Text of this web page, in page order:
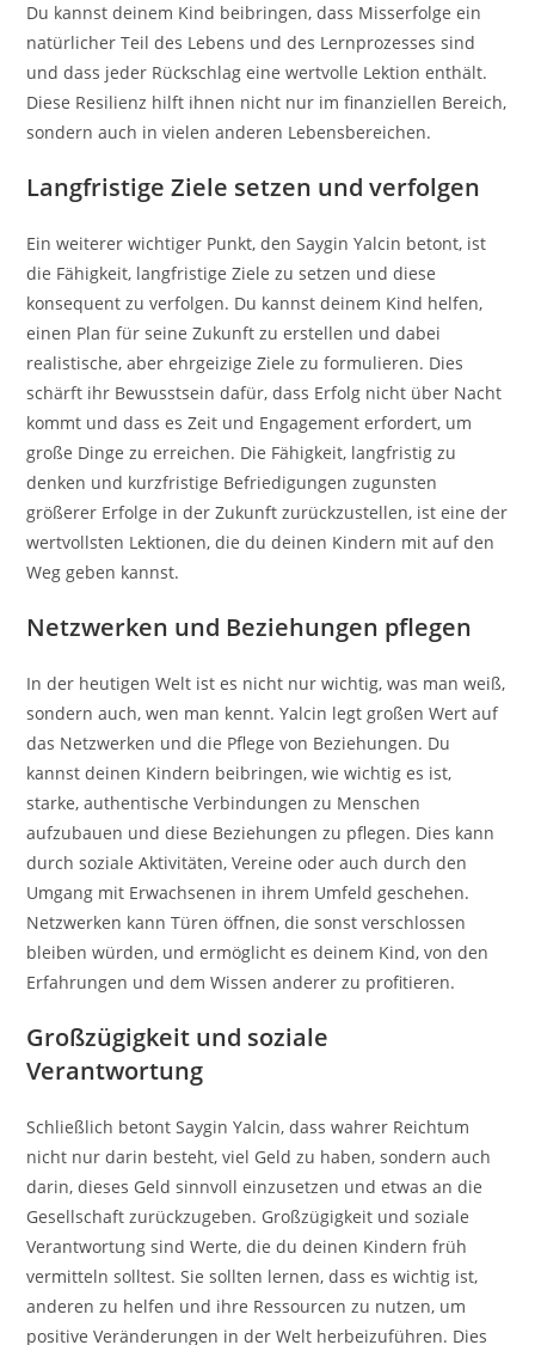
Du kannst deinem Kind beibringen, dass Misserfolge ein
natürlicher Teil des Lebens und des Lernprozesses sind
und dass jeder Rückschlag eine wertvolle Lektion enthält.
Diese Resilienz hilft ihnen nicht nur im finanziellen Bereich,
sondern auch in vielen anderen Lebensbereichen.
Langfristige Ziele setzen und verfolgen
Ein weiterer wichtiger Punkt, den Saygin Yalcin betont, ist
die Fähigkeit, langfristige Ziele zu setzen und diese
konsequent zu verfolgen. Du kannst deinem Kind helfen,
einen Plan für seine Zukunft zu erstellen und dabei
realistische, aber ehrgeizige Ziele zu formulieren. Dies
schärft ihr Bewusstsein dafür, dass Erfolg nicht über Nacht
kommt und dass es Zeit und Engagement erfordert, um
große Dinge zu erreichen. Die Fähigkeit, langfristig zu
denken und kurzfristige Befriedigungen zugunsten
größerer Erfolge in der Zukunft zurückzustellen, ist eine der
wertvollsten Lektionen, die du deinen Kindern mit auf den
Weg geben kannst.
Netzwerken und Beziehungen pflegen
In der heutigen Welt ist es nicht nur wichtig, was man weiß,
sondern auch, wen man kennt. Yalcin legt großen Wert auf
das Netzwerken und die Pflege von Beziehungen. Du
kannst deinen Kindern beibringen, wie wichtig es ist,
starke, authentische Verbindungen zu Menschen
aufzubauen und diese Beziehungen zu pflegen. Dies kann
durch soziale Aktivitäten, Vereine oder auch durch den
Umgang mit Erwachsenen in ihrem Umfeld geschehen.
Netzwerken kann Türen öffnen, die sonst verschlossen
bleiben würden, und ermöglicht es deinem Kind, von den
Erfahrungen und dem Wissen anderer zu profitieren.
Großzügigkeit und soziale
Verantwortung
Schließlich betont Saygin Yalcin, dass wahrer Reichtum
nicht nur darin besteht, viel Geld zu haben, sondern auch
darin, dieses Geld sinnvoll einzusetzen und etwas an die
Gesellschaft zurückzugeben. Großzügigkeit und soziale
Verantwortung sind Werte, die du deinen Kindern früh
vermitteln solltest. Sie sollten lernen, dass es wichtig ist,
anderen zu helfen und ihre Ressourcen zu nutzen, um
positive Veränderungen in der Welt herbeizuführen. Dies